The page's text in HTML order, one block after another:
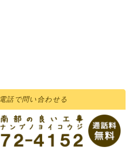
電話で問い合わせる